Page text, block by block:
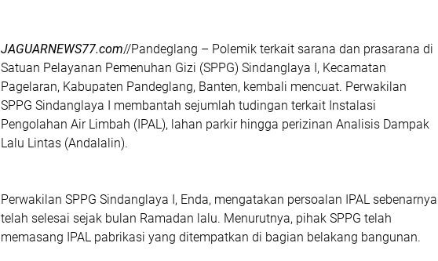
JAGUARNEWS77.com//Pandeglang – Polemik terkait sarana dan prasarana di
Satuan Pelayanan Pemenuhan Gizi (SPPG) Sindanglaya I, Kecamatan
Pagelaran, Kabupaten Pandeglang, Banten, kembali mencuat. Perwakilan
SPPG Sindanglaya I membantah sejumlah tudingan terkait Instalasi
Pengolahan Air Limbah (IPAL), lahan parkir hingga perizinan Analisis Dampak
Lalu Lintas (Andalalin).
Perwakilan SPPG Sindanglaya I, Enda, mengatakan persoalan IPAL sebenarnya
telah selesai sejak bulan Ramadan lalu. Menurutnya, pihak SPPG telah
memasang IPAL pabrikasi yang ditempatkan di bagian belakang bangunan.